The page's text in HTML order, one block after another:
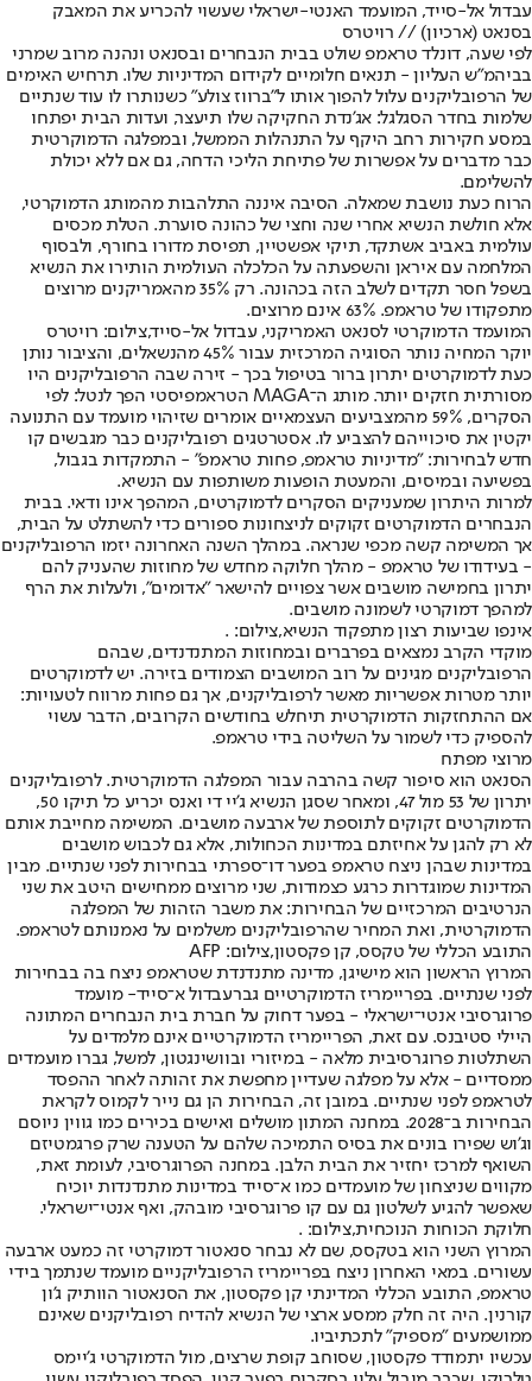
עבדול אל-סייד, המועמד האנטי-ישראלי שעשוי להכריע את המאבק
בסנאט (ארכיון) // רויטרס
לפי שעה, דונלד טראמפ שולט בבית הנבחרים ובסנאט ונהנה מרוב שמרני
בביהמ"ש העליון - תנאים חלומיים לקידום המדיניות שלו. תרחיש האימים
של הרפובליקנים עלול להפוך אותו ל"ברווז צולע" כשנותרו לו עוד שנתיים
שלמות בחדר הסגלגל: אג'נדת החקיקה שלו תיעצר, ועדות הבית יפתחו
במסע חקירות רחב היקף על התנהלות הממשל, ובמפלגה הדמוקרטית
כבר מדברים על אפשרות של פתיחת הליכי הדחה, גם אם ללא יכולת
להשלימם.
הרוח כעת נושבת שמאלה. הסיבה איננה התלהבות מהמותג הדמוקרטי,
אלא חולשת הנשיא אחרי שנה וחצי של כהונה סוערת. הטלת מכסים
עולמית באביב אשתקד, תיקי אפשטיין, תפיסת מדורו בחורף, ולבסוף
המלחמה עם איראן והשפעתה על הכלכלה העולמית הותירו את הנשיא
בשפל חסר תקדים לשלב הזה בכהונה. רק 35% מהאמריקנים מרוצים
מתפקודו של טראמפ. 63% אינם מרוצים.
המועמד הדמוקרטי לסנאט האמריקני, עבדול אל-סייד,צילום: רויטרס
יוקר המחיה נותר הסוגיה המרכזית עבור 45% מהנשאלים, והציבור נותן
כעת לדמוקרטים יתרון ברור בטיפול בכך - זירה שבה הרפובליקנים היו
מסורתית חזקים יותר. מותג ה־MAGA הטראמפיסטי הפך לנטל: לפי
הסקרים, 59% מהמצביעים העצמאיים אומרים שזיהוי מועמד עם התנועה
יקטין את סיכוייהם להצביע לו. אסטרטגים רפובליקנים כבר מגבשים קו
חדש לבחירות: "מדיניות טראמפ, פחות טראמפ" - התמקדות בגבול,
בפשיעה ובמיסים, והמעטת הופעות משותפות עם הנשיא.
למרות היתרון שמעניקים הסקרים לדמוקרטים, המהפך אינו ודאי. בבית
הנבחרים הדמוקרטים זקוקים לניצחונות ספורים כדי להשתלט על הבית,
אך המשימה קשה מכפי שנראה. במהלך השנה האחרונה יזמו הרפובליקנים
- בעידודו של טראמפ - מהלך חלוקה מחדש של מחוזות שהעניק להם
יתרון בחמישה מושבים אשר צפויים להישאר "אדומים", ולעלות את הרף
למהפך דמוקרטי לשמונה מושבים.
אינפו שביעות רצון מתפקוד הנשיא,צילום: .
מוקדי הקרב נמצאים בפרברים ובמחוזות המתנדנדים, שבהם
הרפובליקנים מגינים על רוב המושבים הצמודים בזירה. יש לדמוקרטים
יותר מטרות אפשריות מאשר לרפובליקנים, אך גם פחות מרווח לטעויות:
אם ההתחזקות הדמוקרטית תיחלש בחודשים הקרובים, הדבר עשוי
להספיק כדי לשמור על השליטה בידי טראמפ.
מרוצי מפתח
הסנאט הוא סיפור קשה בהרבה עבור המפלגה הדמוקרטית. לרפובליקנים
יתרון של 53 מול 47, ומאחר שסגן הנשיא ג'יי די ואנס יכריע כל תיקו 50,
הדמוקרטים זקוקים לתוספת של ארבעה מושבים. המשימה מחייבת אותם
לא רק להגן על אחיזתם במדינות הכחולות, אלא גם לכבוש מושבים
במדינות שבהן ניצח טראמפ בפער דו־ספרתי בבחירות לפני שנתיים. מבין
המדינות שמוגדרות כרגע כצמודות, שני מרוצים ממחישים היטב את שני
הנרטיבים המרכזיים של הבחירות: את משבר הזהות של המפלגה
הדמוקרטית, ואת המחיר שהרפובליקנים משלמים על נאמנותם לטראמפ.
התובע הכללי של טקסס, קן פקסטון,צילום: AFP
המרוץ הראשון הוא מישיגן, מדינה מתנדנדת שטראמפ ניצח בה בבחירות
לפני שנתיים. בפריימריז הדמוקרטיים גברעבדול א־סייד- מועמד
פרוגרסיבי אנטי־ישראלי - בפער דחוק על חברת בית הנבחרים המתונה
היילי סטיבנס. עם זאת, הפריימריז הדמוקרטיים אינם מלמדים על
השתלטות פרוגרסיבית מלאה - במיזורי ובוושינגטון, למשל, גברו מועמדים
ממסדיים - אלא על מפלגה שעדיין מחפשת את זהותה לאחר ההפסד
לטראמפ לפני שנתיים. במובן זה, הבחירות הן גם נייר לקמוס לקראת
הבחירות ב־2028. במחנה המתון מושלים ואישים בכירים כמו גווין ניוסם
וג'וש שפירו בונים את בסיס התמיכה שלהם על הטענה שרק פרגמטיזם
השואף למרכז יחזיר את הבית הלבן. במחנה הפרוגרסיבי, לעומת זאת,
מקווים שניצחון של מועמדים כמו א־סייד במדינות מתנדנדות יוכיח
שאפשר להגיע לשלטון גם עם קו פרוגרסיבי מובהק, ואף אנטי־ישראלי.
חלוקת הכוחות הנוכחית,צילום: .
המרוץ השני הוא בטקסס, שם לא נבחר סנאטור דמוקרטי זה כמעט ארבעה
עשורים. במאי האחרון ניצח בפריימריז הרפובליקניים מועמד שנתמך בידי
טראמפ, התובע הכללי המדינתי קן פקסטון, את הסנאטור הוותיק ג'ון
קורנין. היה זה חלק ממסע ארצי של הנשיא להדיח רפובליקנים שאינם
ממושמעים "מספיק" לתכתיביו.
עכשיו יתמודד פקסטון, שסוחב קופת שרצים, מול הדמוקרטי ג'יימס